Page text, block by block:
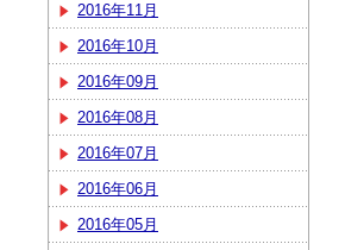
2016年11月
2016年10月
2016年09月
2016年08月
2016年07月
2016年06月
2016年05月